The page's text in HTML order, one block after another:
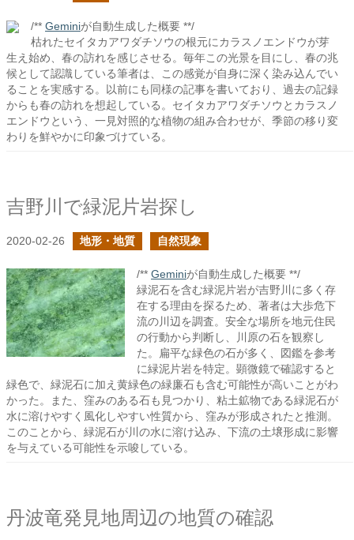
/** Geminiが自動生成した概要 **/
枯れたセイタカアワダチソウの根元にカラスノエンドウが芽
生え始め、春の訪れを感じさせる。毎年この光景を目にし、春の兆
候として認識している筆者は、この感覚が自身に深く染み込んでい
ることを実感する。以前にも同様の記事を書いており、過去の記録
からも春の訪れを想起している。セイタカアワダチソウとカラスノ
エンドウという、一見対照的な植物の組み合わせが、季節の移り変
わりを鮮やかに印象づけている。
吉野川で緑泥片岩探し
2020-02-26 地形・地質 自然現象
/** Geminiが自動生成した概要 **/
緑泥石を含む緑泥片岩が吉野川に多く存
在する理由を探るため、著者は大歩危下
流の川辺を調査。安全な場所を地元住民
の行動から判断し、川原の石を観察し
た。扁平な緑色の石が多く、図鑑を参考
に緑泥片岩を特定。顕微鏡で確認すると
緑色で、緑泥石に加え黄緑色の緑廉石も含む可能性が高いことがわ
かった。また、窪みのある石も見つかり、粘土鉱物である緑泥石が
水に溶けやすく風化しやすい性質から、窪みが形成されたと推測。
このことから、緑泥石が川の水に溶け込み、下流の土壌形成に影響
を与えている可能性を示唆している。
丹波竜発見地周辺の地質の確認